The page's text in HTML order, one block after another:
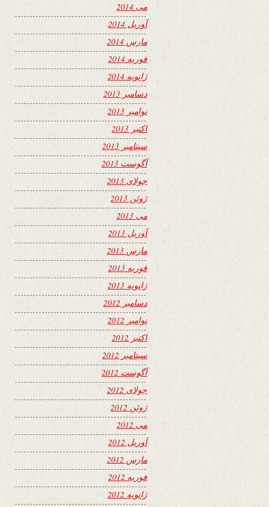
می 2014
آوریل 2014
مارس 2014
فوریه 2014
ژانویه 2014
دسامبر 2013
نوامبر 2013
اکتبر 2013
سپتامبر 2013
آگوست 2013
جولای 2013
ژوئن 2013
می 2013
آوریل 2013
مارس 2013
فوریه 2013
ژانویه 2013
دسامبر 2012
نوامبر 2012
اکتبر 2012
سپتامبر 2012
آگوست 2012
جولای 2012
ژوئن 2012
می 2012
آوریل 2012
مارس 2012
فوریه 2012
ژانویه 2012